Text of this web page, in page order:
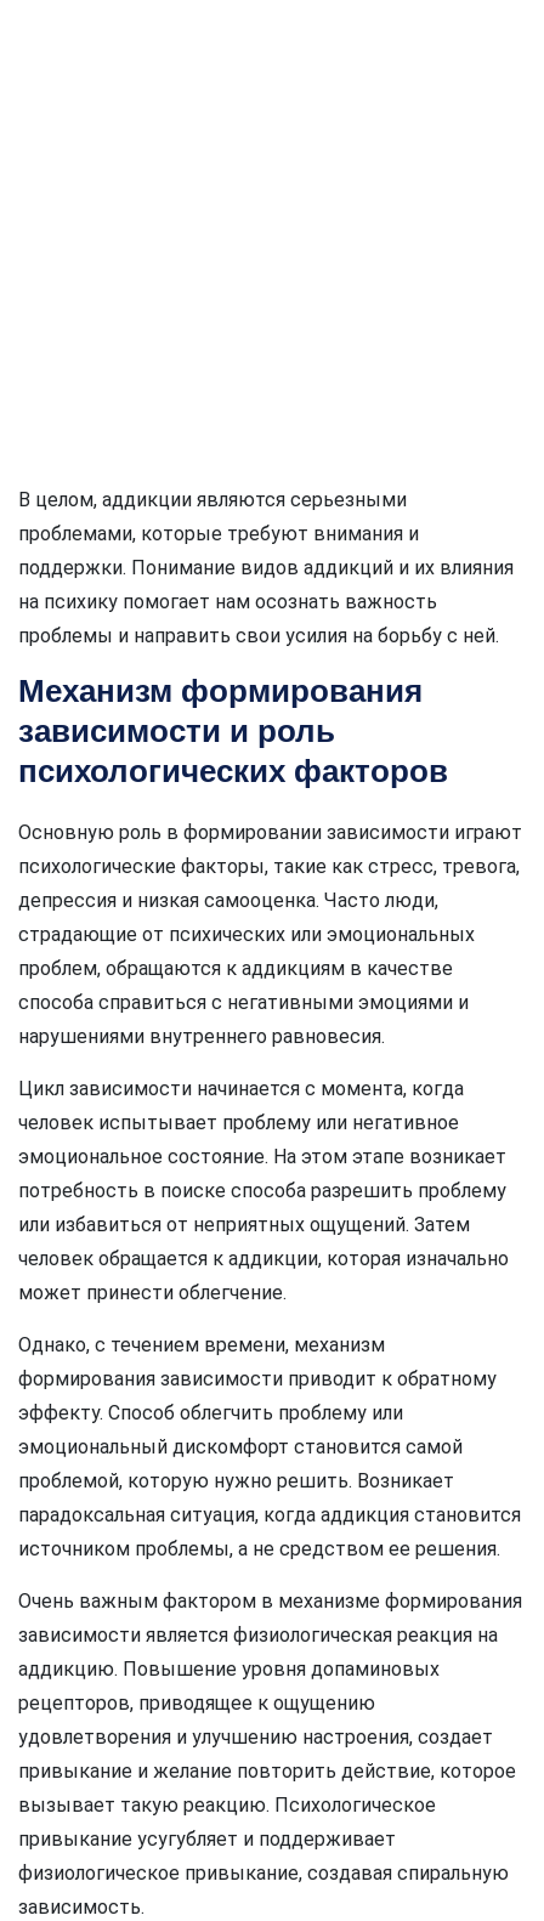
В целом, аддикции являются серьезными
проблемами, которые требуют внимания и
поддержки. Понимание видов аддикций и их влияния
на психику помогает нам осознать важность
проблемы и направить свои усилия на борьбу с ней.
Механизм формирования
зависимости и роль
психологических факторов
Основную роль в формировании зависимости играют
психологические факторы, такие как стресс, тревога,
депрессия и низкая самооценка. Часто люди,
страдающие от психических или эмоциональных
проблем, обращаются к аддикциям в качестве
способа справиться с негативными эмоциями и
нарушениями внутреннего равновесия.
Цикл зависимости начинается с момента, когда
человек испытывает проблему или негативное
эмоциональное состояние. На этом этапе возникает
потребность в поиске способа разрешить проблему
или избавиться от неприятных ощущений. Затем
человек обращается к аддикции, которая изначально
может принести облегчение.
Однако, с течением времени, механизм
формирования зависимости приводит к обратному
эффекту. Способ облегчить проблему или
эмоциональный дискомфорт становится самой
проблемой, которую нужно решить. Возникает
парадоксальная ситуация, когда аддикция становится
источником проблемы, а не средством ее решения.
Очень важным фактором в механизме формирования
зависимости является физиологическая реакция на
аддикцию. Повышение уровня допаминовых
рецепторов, приводящее к ощущению
удовлетворения и улучшению настроения, создает
привыкание и желание повторить действие, которое
вызывает такую реакцию. Психологическое
привыкание усугубляет и поддерживает
физиологическое привыкание, создавая спиральную
зависимость.